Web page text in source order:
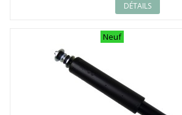
DÉTAILS
Neuf